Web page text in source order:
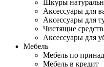
Шкуры
Аксессуары для
Аксессуары для
Чистящие
Аксессуары для
Мебель
Мебель по
Мебель в кредит